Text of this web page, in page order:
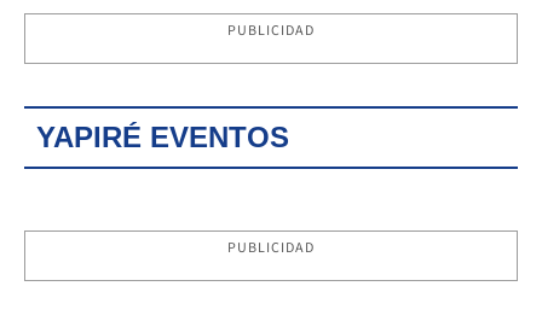
PUBLICIDAD
YAPIRÉ EVENTOS
PUBLICIDAD